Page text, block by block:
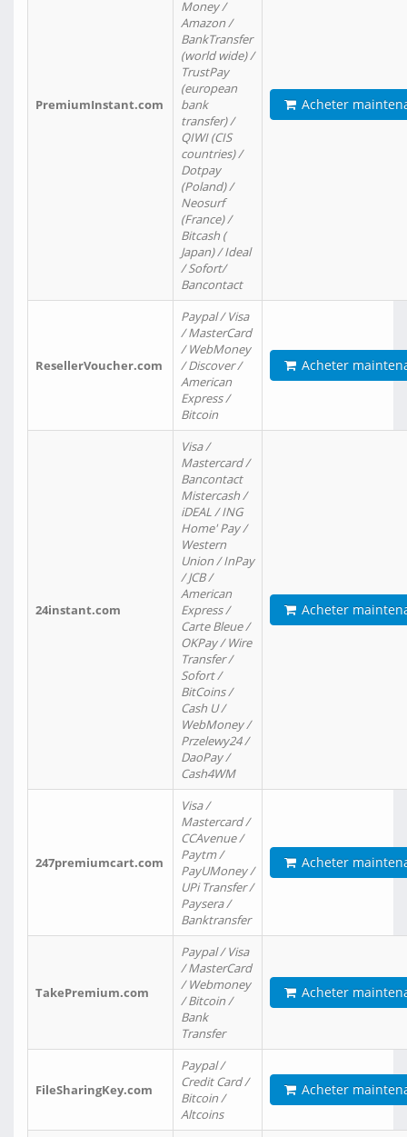
PremiumInstant.com
Money /
Amazon /
BankTransfer
(world wide) /
TrustPay
(european
bank
transfer) /
QIWI (CIS
countries) /
Dotpay
(Poland) /
Neosurf
(France) /
Bitcash (
Japan) / Ideal
/ Sofort/
Bancontact
Acheter
ResellerVoucher.com
Paypal / Visa
/ MasterCard
/ WebMoney
/ Discover /
American
Express /
Bitcoin
Acheter
24instant.com
Visa /
Mastercard /
Bancontact
Mistercash /
iDEAL / ING
Home' Pay /
Western
Union / InPay
/ JCB /
American
Express /
Carte Bleue /
OKPay / Wire
Transfer /
Sofort /
BitCoins /
Cash U /
WebMoney /
Przelewy24 /
DaoPay /
Cash4WM
Acheter
247premiumcart.com
Visa /
Mastercard /
CCAvenue /
Paytm /
PayUMoney /
UPi Transfer /
Paysera /
Banktransfer
Acheter
TakePremium.com
Paypal / Visa
/ MasterCard
/ Webmoney
/ Bitcoin /
Bank
Transfer
Acheter
FileSharingKey.com
Paypal /
Credit Card /
Bitcoin /
Altcoins
Acheter